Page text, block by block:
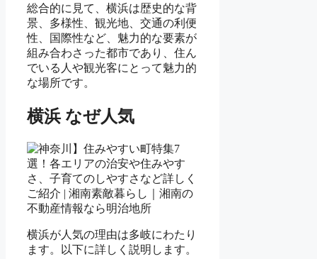
総合的に見て、横浜は歴史的な背
景、多様性、観光地、交通の利便
性、国際性など、魅力的な要素が
組み合わさった都市であり、住ん
でいる人や観光客にとって魅力的
な場所です。
横浜 なぜ人気
横浜が人気の理由は多岐にわたり
ます。以下に詳しく説明します。